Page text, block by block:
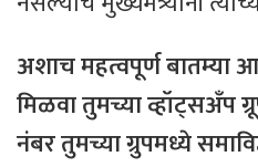
अशाचमहत्वपूर्णबातम्या
मिळवातुमच्याव्हॉट्सअँप
नंबरतुमच्याग्रुपमध्ये